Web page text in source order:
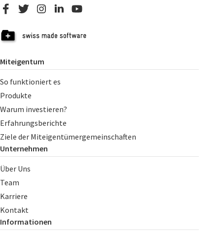
Miteigentum
So funktioniert es
Produkte
Warum investieren?
Erfahrungsberichte
Ziele der Miteigentümergemeinschaften
Unternehmen
Über Uns
Team
Karriere
Kontakt
Informationen